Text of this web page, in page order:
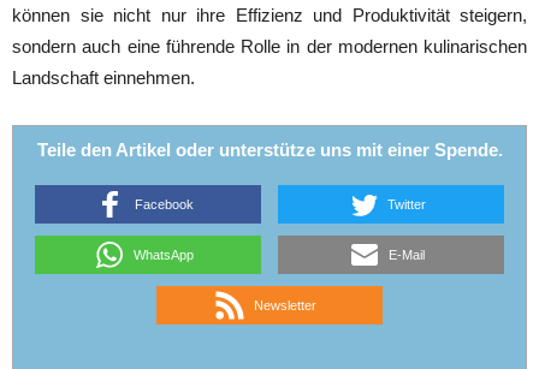
können sie nicht nur ihre Effizienz und Produktivität steigern,
sondern auch eine führende Rolle in der modernen kulinarischen
Landschaft einnehmen.
Teile den Artikel oder unterstütze uns mit einer Spende.
Facebook Twitter
WhatsApp E-Mail
Newsletter